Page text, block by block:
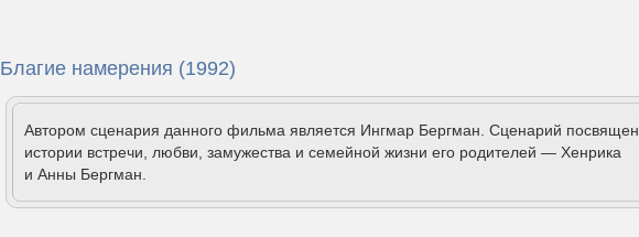
Благие намерения (1992)
Автором сценария данного фильма является Ингмар Бергман. Сценарий посвящен
истории встречи, любви, замужества и семейной жизни его родителей — Хенрика
и Анны Бергман.